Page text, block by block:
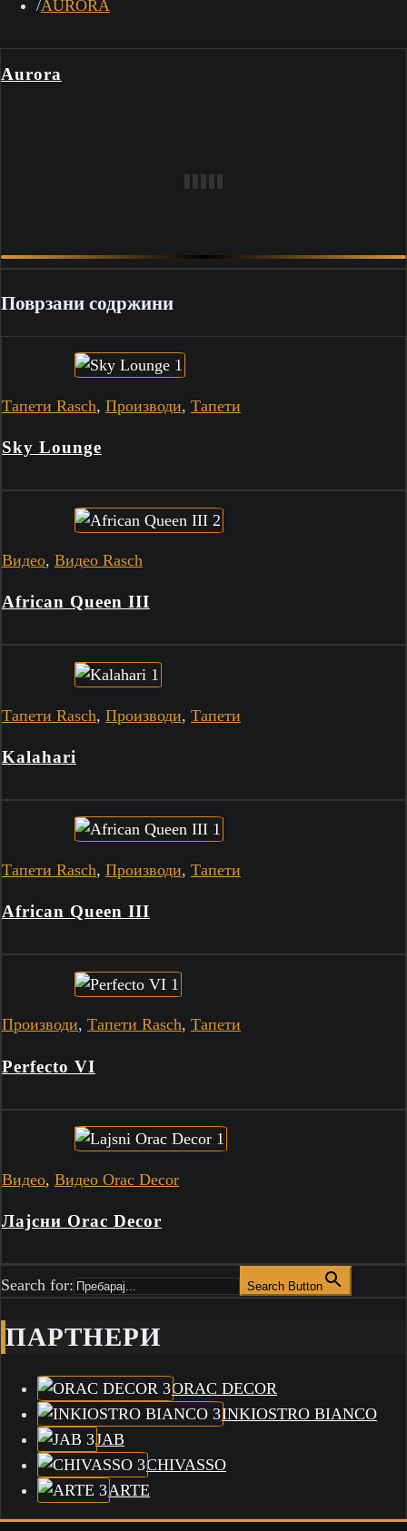
AURORA
Aurora
Поврзани содржини
Тапети Rasch, Производи, Тапети
Sky Lounge
Видео, Видео Rasch
African Queen III
Тапети Rasch, Производи, Тапети
Kalahari
Тапети Rasch, Производи, Тапети
African Queen III
Производи, Тапети Rasch, Тапети
Perfecto VI
Видео, Видео Orac Decor
Лајсни Orac Decor
Search for: Search Button
ПАРТНЕРИ
ORAC DECOR
INKIOSTRO BIANCO
JAB
CHIVASSO
ARTE